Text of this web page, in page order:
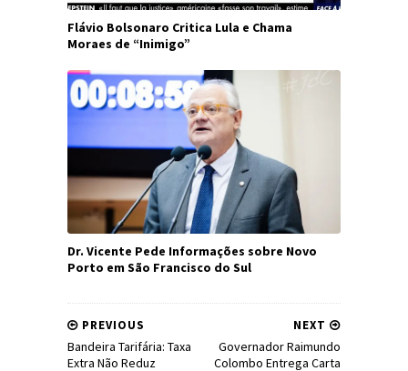
Flávio Bolsonaro Critica Lula e Chama
Moraes de “Inimigo”
Dr. Vicente Pede Informações sobre Novo
Porto em São Francisco do Sul
NEXT
Governador Raimundo
Colombo Entrega Carta
PREVIOUS
Bandeira Tarifária: Taxa
Extra Não Reduz